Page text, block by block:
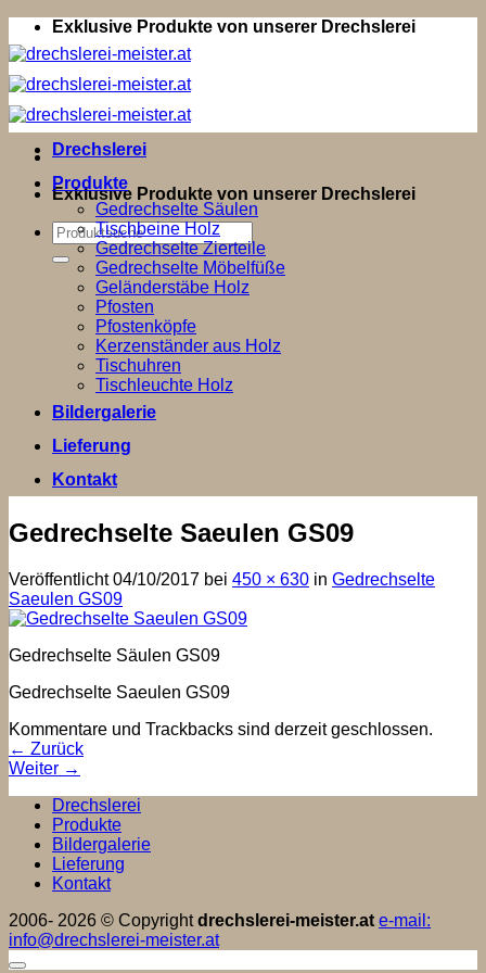
Zum
Inhalt
springen
Exklusive Produkte von unserer Drechslerei
Exklusive Produkte von unserer Drechslerei
Suchen
nach:
Drechslerei
Produkte
Gedrechselte Säulen
Tischbeine Holz
Gedrechselte Zierteile
Gedrechselte Möbelfüße
Geländerstäbe Holz
Pfosten
Pfostenköpfe
Kerzenständer aus Holz
Tischuhren
Tischleuchte Holz
Bildergalerie
Lieferung
Kontakt
Gedrechselte Saeulen GS09
Veröffentlicht04/10/2017 bei 450 × 630 in Gedrechselte
Saeulen GS09
Gedrechselte Säulen GS09
Gedrechselte Saeulen GS09
Kommentare und Trackbacks sind derzeit geschlossen.
← Zurück
Weiter →
Drechslerei
Produkte
Bildergalerie
Lieferung
Kontakt
2006- 2026 © Copyrightdrechslerei-meister.at e-mail:
info@drechslerei-meister.at